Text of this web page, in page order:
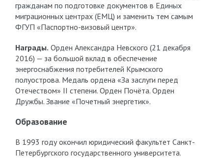
гражданам по подготовке документов в Единых
миграционных центрах (ЕМЦ) и заменить тем самым
ФГУП «Паспортно-визовый центр».
Награды. Орден Александра Невского (21 декабря
2016) — за большой вклад в обеспечение
энергоснабжения потребителей Крымского
полуострова. Медаль ордена «За заслуги перед
Отечеством» II степени. Орден Почёта. Орден
Дружбы. Звание «Почетный энергетик».
Образование
В 1993 году окончил юридический факультет Санкт-
Петербургского государственного университета.